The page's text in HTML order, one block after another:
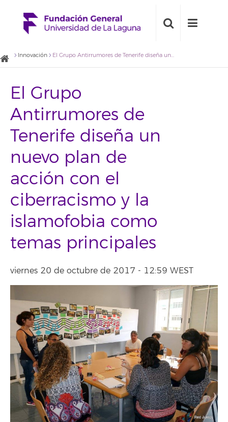
Innovación El Grupo Antirrumores de Tenerife diseña un nuevo plan de acción con el ciberracismo y la islamofobia como temas principales
El Grupo
Antirrumores de
Tenerife diseña un
nuevo plan de
acción con el
ciberracismo y la
islamofobia como
temas principales
viernes 20 de octubre de 2017 - 12:59 WEST